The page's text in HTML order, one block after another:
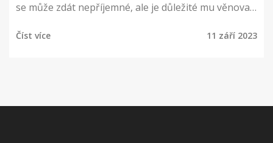
se může zdát nepříjemné, ale je důležité mu věnovat
Číst více 11 září 2023